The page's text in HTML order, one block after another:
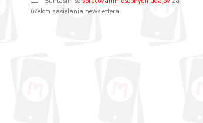
účelom zasielania newslettera.